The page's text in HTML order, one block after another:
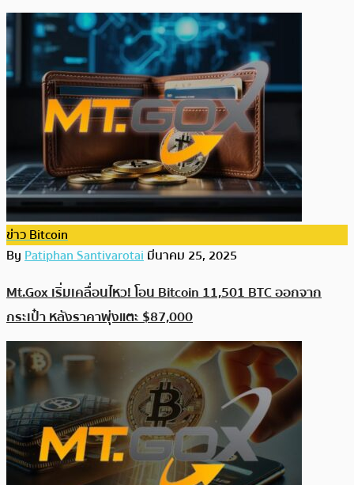
ข่าว Bitcoin
ByPatiphan Santivarotaiมีนาคม 25, 2025
Mt.Gox เริ่มเคลื่อนไหว! โอน Bitcoin 11,501 BTC ออกจาก
กระเป๋า หลังราคาพุ่งแตะ $87,000